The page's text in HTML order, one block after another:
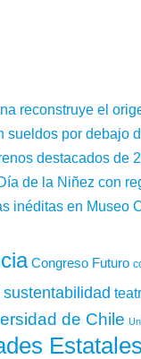
reconstruye el
sueldos por debajo
destacados de
de la Niñez con
inéditas en Museo
Congreso Futuro
sustentabilidad
de Chile
Estatales